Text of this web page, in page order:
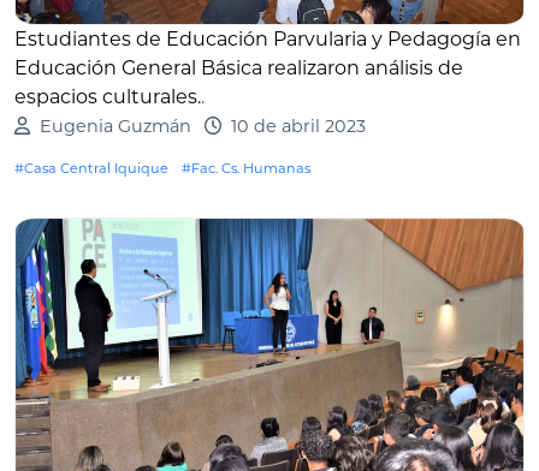
Estudiantes de Educación Parvularia y Pedagogía en
Educación General Básica realizaron análisis de
espacios culturales..
Eugenia Guzmán 10 de abril 2023
#Casa Central Iquique #Fac. Cs. Humanas